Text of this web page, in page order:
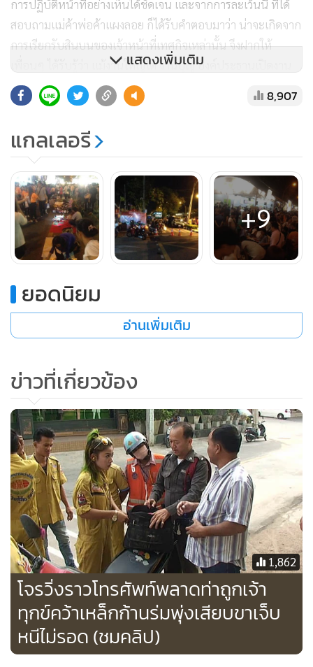
การปฏิบัติหน้าที่อย่างเห็นได้ชัดเจน และจากการละเว้นนี้ ที่ได้
สอบถามแม่ค้าพ่อค้าแผงลอย ก็ได้รับคำตอบมาว่า น่าจะเกิดจาก
การเรียกรับสินบนของเจ้าหน้าที่เทศกิจเหล่านั้น จึงฝากให้
เพื่อนๆ ได้รับรู้ว่า แม้งานใหญ่โต งานบุญ องค์ประธานเปิดงาน
เป็นถึงเจ้าฟ้าเจ้าแผ่นดิน คนพวกนี้ก็ยังไม่เว้นที่จะหากินแบบ
ผิดๆ แบบนี้ คอรัปชั่นกัน แบบนี้มานมนาน แก้ปัญหาไม่ได้
ต้องช่วยกันต่อต้าน แก้ไข ไม่ใช่นิ่งเฉย เเละสนับสนุนคนปิดไป
เรื่อยๆ ไม่เชื่อมาดูได้ ผมทำงานนี้มาหลายปีเป็นแบบนี้ทุกปี ยิ่ง
วันท้ายๆ นี้ แทบเดินไม่ได้ ไม่ใช่คนเยอะ เเต่แผงลอยเข้ามาเพียบ
ทั้งรถเข็น เเละหลายๆ อย่าง" ผู้ใช้นามแฝง "Capsule_TiTle"
ระบุ
แสดงเพิ่มเติม
8,907
แกลเลอรี
+9
ยอดนิยม
อ่านเพิ่มเติม
ข่าวที่เกี่ยวข้อง
1,862
โจรวิ่งราวโทรศัพท์พลาดท่าถูกเจ้า
ทุกข์คว้าเหล็กก้านร่มพุ่งเสียบขาเจ็บ
หนีไม่รอด (ชมคลิป)